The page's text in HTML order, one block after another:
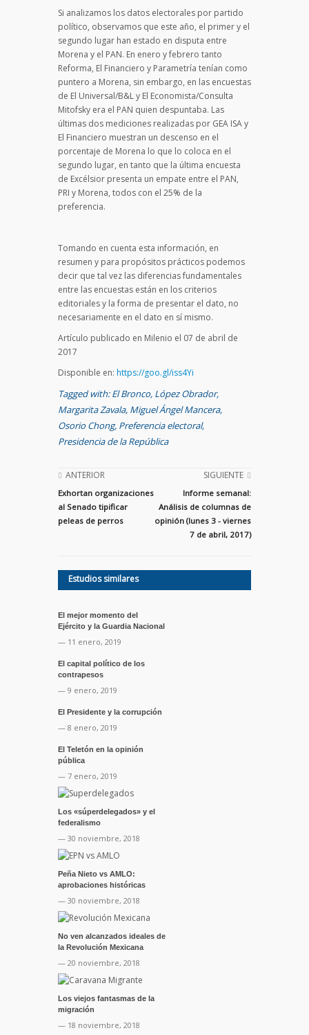
Si analizamos los datos electorales por partido
político, observamos que este año, el primer y el
segundo lugar han estado en disputa entre
Morena y el PAN. En enero y febrero tanto
Reforma, El Financiero y Parametría tenían como
puntero a Morena, sin embargo, en las encuestas
de El Universal/B&L y El Economista/Consulta
Mitofsky era el PAN quien despuntaba. Las
últimas dos mediciones realizadas por GEA ISA y
El Financiero muestran un descenso en el
porcentaje de Morena lo que lo coloca en el
segundo lugar, en tanto que la última encuesta
de Excélsior presenta un empate entre el PAN,
PRI y Morena, todos con el 25% de la
preferencia.
Tomando en cuenta esta información, en
resumen y para propósitos prácticos podemos
decir que tal vez las diferencias fundamentales
entre las encuestas están en los criterios
editoriales y la forma de presentar el dato, no
necesariamente en el dato en sí mismo.
Artículo publicado en Milenio el 07 de abril de
2017
Disponible en: https://goo.gl/iss4Yi
Tagged with: El Bronco, López Obrador,
Margarita Zavala, Miguel Ángel Mancera,
Osorio Chong, Preferencia electoral,
Presidencia de la República
ANTERIOR
Exhortan organizaciones
al Senado tipificar
peleas de perros
SIGUIENTE
Informe semanal:
Análisis de columnas de
opinión (lunes 3 - viernes
7 de abril, 2017)
Estudios similares
El mejor momento del
Ejército y la Guardia Nacional
— 11 enero, 2019
El capital político de los
contrapesos
— 9 enero, 2019
El Presidente y la corrupción
— 8 enero, 2019
El Teletón en la opinión
pública
— 7 enero, 2019
Los «súperdelegados» y el
federalismo
— 30 noviembre, 2018
Peña Nieto vs AMLO:
aprobaciones históricas
— 30 noviembre, 2018
No ven alcanzados ideales de
la Revolución Mexicana
— 20 noviembre, 2018
Los viejos fantasmas de la
migración
— 18 noviembre, 2018